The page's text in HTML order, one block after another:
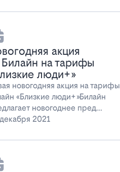
акция
Билайн на тарифы
люди+»
новогодняя акция на тарифы
«Близкие люди+»Билайн
новогоднее пред…
2021